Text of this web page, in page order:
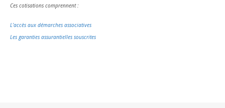
Ces cotisations comprennent :
L’accès aux démarches associatives
Les garanties assurantielles souscrites